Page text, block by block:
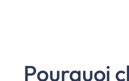
Pourquoi